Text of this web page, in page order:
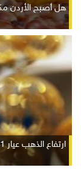
هل أصبح الأردن
ارتفاع الذهب عيار 21 الخميس ليسجل 86.9 دينارا